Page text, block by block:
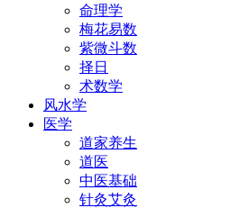
命理学
梅花易数
紫微斗数
择日
术数学
风水学
医学
道家养生
道医
中医基础
针灸艾灸